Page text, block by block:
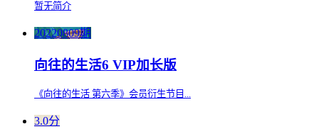
暂无简介
20220809期
向往的生活6 VIP加长版
《向往的生活 第六季》会员衍生节目...
3.0分